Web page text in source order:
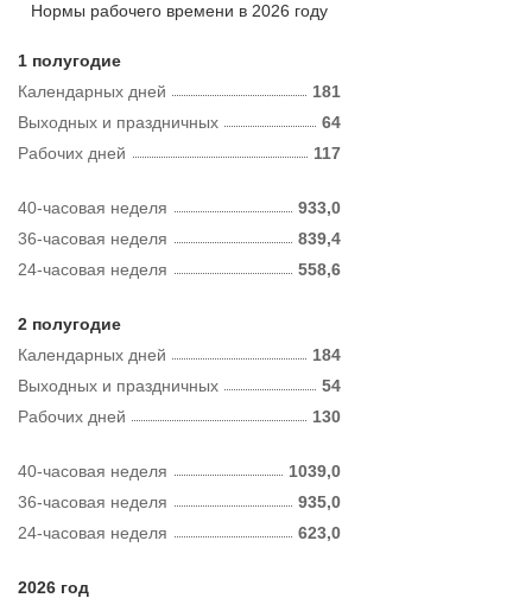
Нормы рабочего времени в 2026 году
1 полугодие
Календарных дней
181
Рабочих дней 117
Выходных и праздничных 64
40-часовая неделя
933,0
36-часовая неделя
839,4
24-часовая неделя
558,6
2 полугодие
Календарных дней
184
Рабочих дней 130
Выходных и праздничных 54
40-часовая неделя
1039,0
36-часовая неделя
935,0
24-часовая неделя
623,0
2026 год